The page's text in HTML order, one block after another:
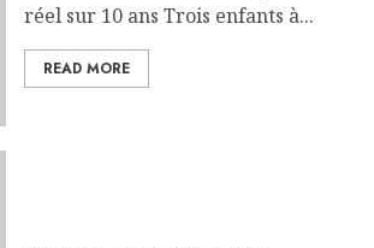
réel sur 10 ans Trois enfants à...
READ MORE